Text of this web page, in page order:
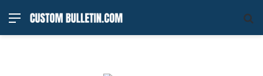
Menu